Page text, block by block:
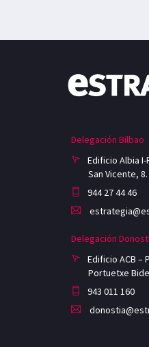
Delegación Bilbao
Edificio Albia I-
San Vicente,
944 27 44 46
Delegación
Edificio ACB –
Portuetxe
943 011 160